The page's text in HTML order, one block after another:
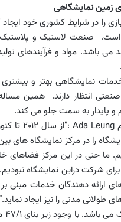
زمین نمایشگاهی
در شرایط کشوری خود ایجاد
صنعت لاستیک و
باشد. مواد و فرآیندهای
نمایشگاهی بهتر و بیشتری
انتظار دارند. همین مساله
و پایدار به سمت جلو می کند.
Ada Leung :”از سال 2012 تا کنون همواره نمایشگاه
را در مرکز نمایشگاه های
ما حتی در این مرکز فضاهای
شرکت دراین نمایشگاه نبودیم.
ارائه دهندگان خدمات مبنی
مدتی را نیز ایجاد